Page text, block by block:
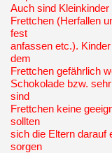
Auch sind
Frettchen (Herfallen
fest
anfassen etc.).
dem
Frettchen gefährlich
Schokolade bzw.
sind
Frettchen keine
sollten
sich die Eltern darauf
sorgen